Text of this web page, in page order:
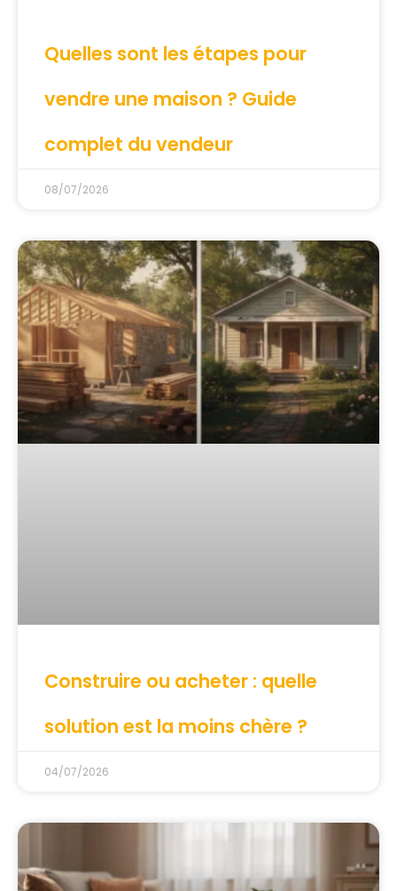
Quelles sont les étapes pour
vendre une maison ? Guide
complet du vendeur
08/07/2026
Construire ou acheter : quelle
solution est la moins chère ?
04/07/2026